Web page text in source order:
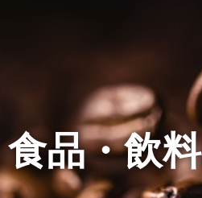
食品・飲料